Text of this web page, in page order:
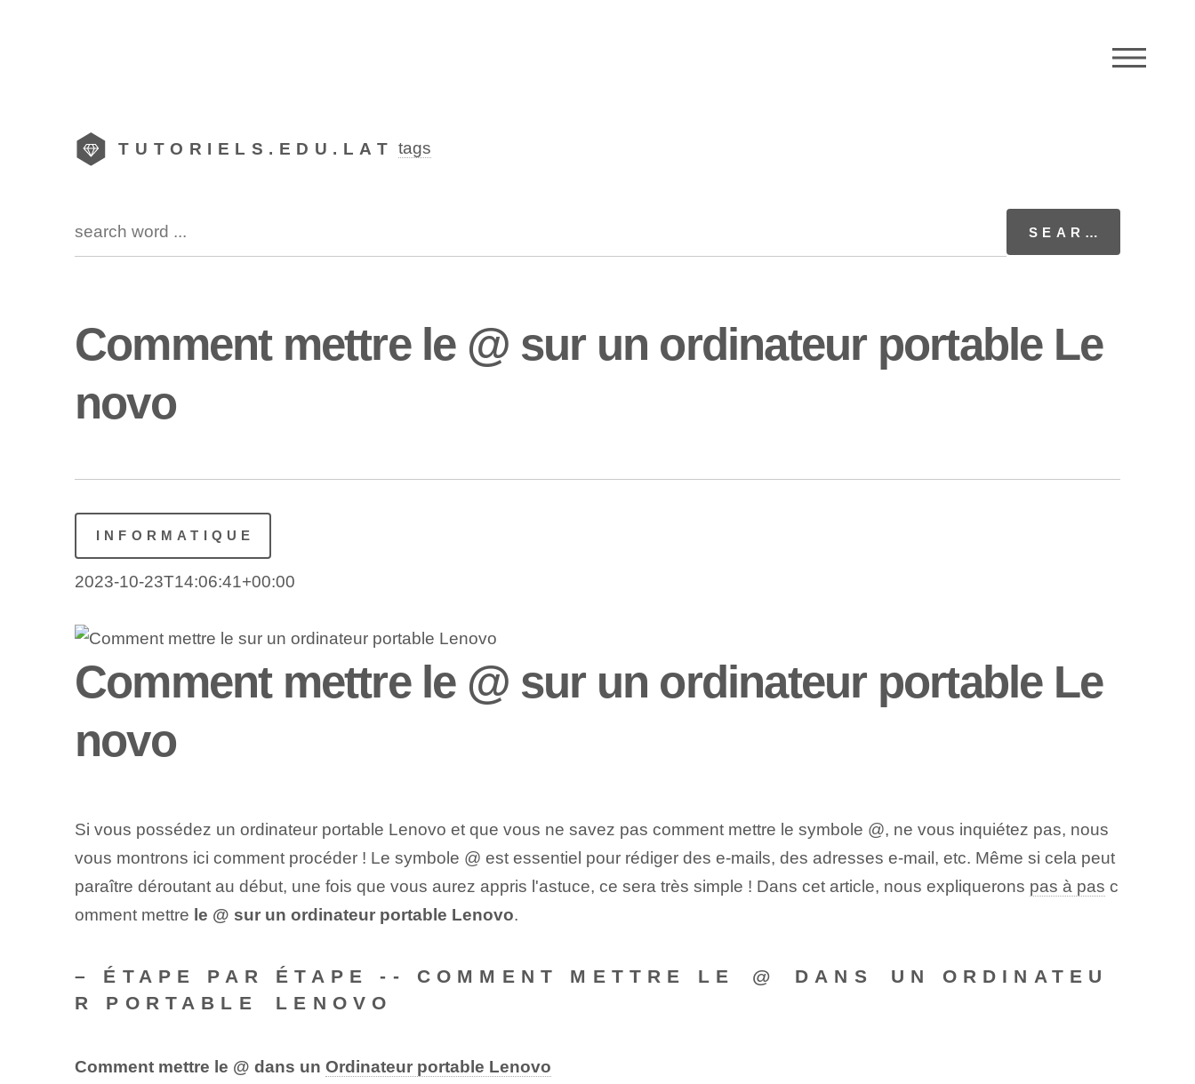
TUTORIELS.EDU.LAT tags
Comment mettre le @ sur un ordinateur portable Le
novo
INFORMATIQUE
2023-10-23T14:06:41+00:00
Comment mettre le @ sur un ordinateur portable Le
novo
Si vous possédez un ordinateur portable Lenovo et que vous ne savez pas comment mettre le symbole @, ne vous inquiétez pas, nous
vous montrons ici comment procéder ! Le symbole @ est essentiel pour rédiger des e-mails, des adresses e-mail, etc. Même si cela peut
paraître déroutant au début, une fois que vous aurez appris l'astuce, ce sera très simple ! Dans cet article, nous expliquerons pas à pas c
omment mettre le‌ @ sur un ordinateur portable Lenovo.
– ÉTAPE PAR ÉTAPE ​-- COMMENT METTRE LE⁢ @⁢ DANS ⁢UN ORDINATEU
R PORTABLE⁤ LENOVO
Comment mettre le @ dans un‌ Ordinateur portable Lenovo